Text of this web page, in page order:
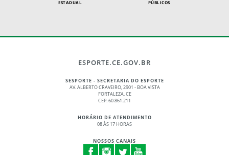
ESTADUAL
PÚBLICOS
ESPORTE.CE.GOV.BR
SESPORTE - SECRETARIA DO ESPORTE
AV. ALBERTO CRAVEIRO, 2901 - BOA VISTA
FORTALEZA, CE
CEP: 60.861.211
HORÁRIO DE ATENDIMENTO
08 ÀS 17 HORAS
NOSSOS CANAIS